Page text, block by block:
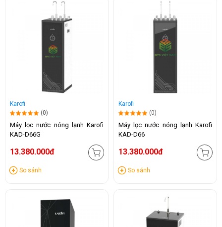
Karofi
(0)
Máy lọc nước nóng lạnh Karofi
KAD-D66G
13.380.000đ
So sánh
Karofi
(0)
Máy lọc nước nóng lạnh Karofi
KAD-D66
13.380.000đ
So sánh